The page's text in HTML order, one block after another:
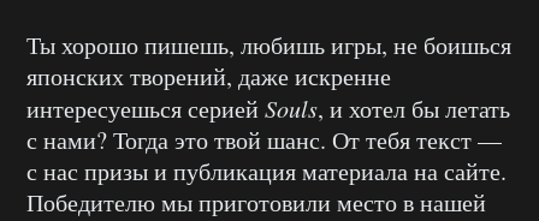
Ты хорошо пишешь, любишь игры, не боишься
японских творений, даже искренне
интересуешься серией Souls, и хотел бы летать
с нами? Тогда это твой шанс. От тебя текст —
с нас призы и публикация материала на сайте.
Победителю мы приготовили место в нашей